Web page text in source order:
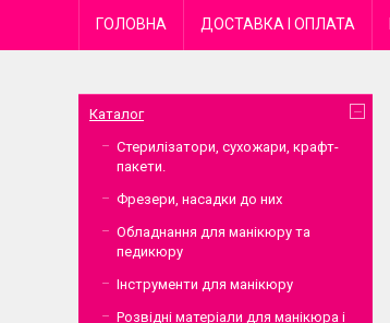
ГОЛОВНА ДОСТАВКА І ОПЛАТА
Каталог
Стерилізатори, сухожари, крафт-
пакети.
Фрезери, насадки до них
Обладнання для манікюру та
педикюру
Інструменти для манікюру
Розвідні матеріали для манікюра і